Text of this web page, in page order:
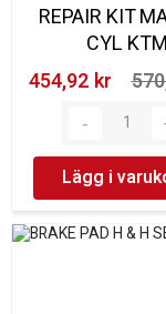
REPAIR KIT
CYL KTM
454,92 kr‎
Lägg i